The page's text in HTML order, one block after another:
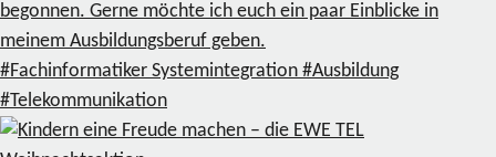
begonnen. Gerne möchte ich euch ein paar Einblicke in
meinem Ausbildungsberuf geben.
#Fachinformatiker Systemintegration #Ausbildung
#Telekommunikation